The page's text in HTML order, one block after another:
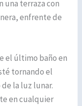
una terraza con
enfrente de
el último baño en
tornando el
la luz lunar.
en cualquier